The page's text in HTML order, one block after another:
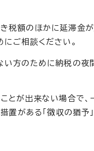
額のほかに延滞金が
ご相談ください。
方のために納税の夜
とが出来ない場合で
がある「徴収の猶予